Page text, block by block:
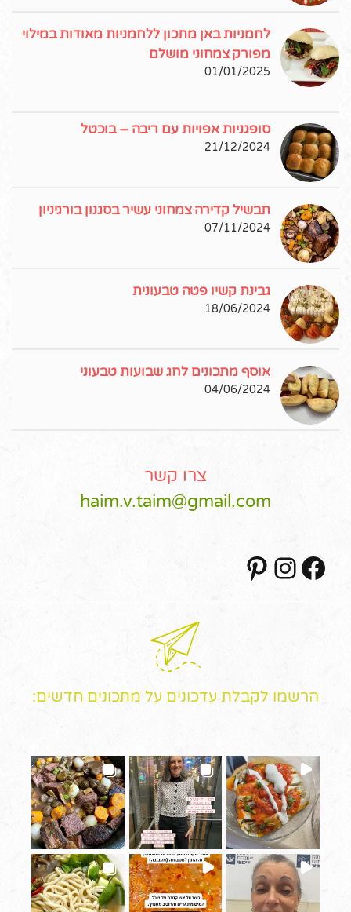
לחמניות באן מתכון ללחמניות מאודות במילוי
מפורק צמחוני מושלם
01/01/2025
סופגניות אפויות עם ריבה – בוכטל
21/12/2024
תבשיל קדירה צמחוני עשיר בסגנון בורגיניון
07/11/2024
גבינת קשיו פטה טבעונית
18/06/2024
אוסף מתכונים לחג שבועות טבעוני
04/06/2024
צרו קשר
haim.v.taim@gmail.com
Facebook
Instagram
הרשמו לקבלת עדכונים על מתכונים חדשים: